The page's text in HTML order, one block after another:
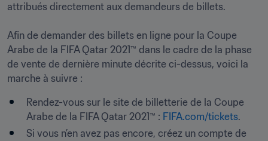
attribués directement aux demandeurs de billets.
Afin de demander des billets en ligne pour la Coupe
Arabe de la FIFA Qatar 2021™ dans le cadre de la phase
de vente de dernière minute décrite ci-dessus, voici la
marche à suivre :
Rendez-vous sur le site de billetterie de la Coupe
Arabe de la FIFA Qatar 2021™ : FIFA.com/tickets.
Si vous n’en avez pas encore, créez un compte de